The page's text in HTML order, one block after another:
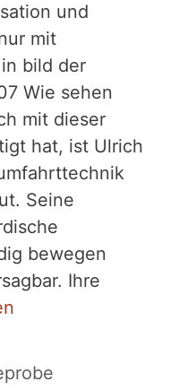
und
mit
bild der
Wie sehen
mit dieser
hat, ist Ulrich
Seine
bewegen
Ihre